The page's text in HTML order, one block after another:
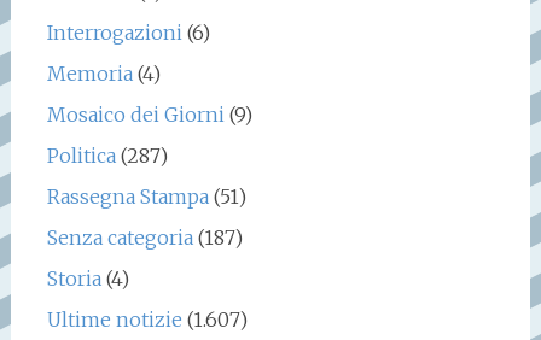
Interrogazioni(6)
Memoria(4)
Mosaico dei Giorni(9)
Politica(287)
Rassegna Stampa(51)
Senza categoria(187)
Storia(4)
Ultime notizie (1.607)